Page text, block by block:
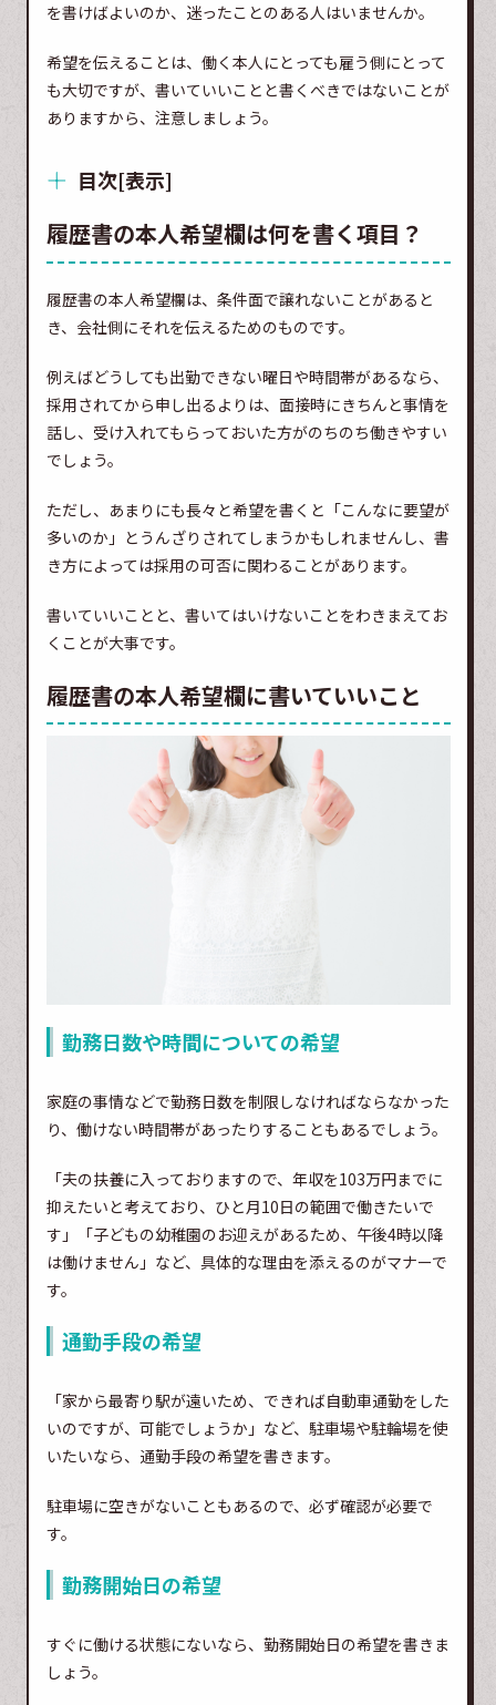
を書けばよいのか、迷ったことのある人はいませんか。
希望を伝えることは、働く本人にとっても雇う側にとって
も大切ですが、書いていいことと書くべきではないことが
ありますから、注意しましょう。
目次[表示]
履歴書の本人希望欄は何を書く項目？
履歴書の本人希望欄は、条件面で譲れないことがあると
き、会社側にそれを伝えるためのものです。
例えばどうしても出勤できない曜日や時間帯があるなら、
採用されてから申し出るよりは、面接時にきちんと事情を
話し、受け入れてもらっておいた方がのちのち働きやすい
でしょう。
ただし、あまりにも長々と希望を書くと「こんなに要望が
多いのか」とうんざりされてしまうかもしれませんし、書
き方によっては採用の可否に関わることがあります。
書いていいことと、書いてはいけないことをわきまえてお
くことが大事です。
履歴書の本人希望欄に書いていいこと
勤務日数や時間についての希望
家庭の事情などで勤務日数を制限しなければならなかった
り、働けない時間帯があったりすることもあるでしょう。
「夫の扶養に入っておりますので、年収を103万円までに
抑えたいと考えており、ひと月10日の範囲で働きたいで
す」「子どもの幼稚園のお迎えがあるため、午後4時以降
は働けません」など、具体的な理由を添えるのがマナーで
す。
通勤手段の希望
「家から最寄り駅が遠いため、できれば自動車通勤をした
いのですが、可能でしょうか」など、駐車場や駐輪場を使
いたいなら、通勤手段の希望を書きます。
駐車場に空きがないこともあるので、必ず確認が必要で
す。
勤務開始日の希望
すぐに働ける状態にないなら、勤務開始日の希望を書きま
しょう。